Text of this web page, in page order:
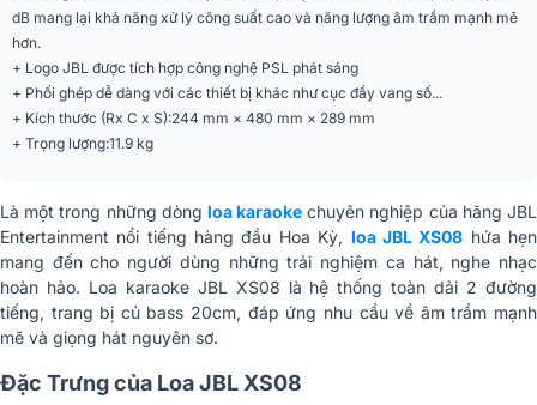
Kiểu loa
Số đường tiếng 2 đường tiếng
Dáng loa
Chất liệu Gỗ ép
Phân khúc Tiêu chuẩn
Kích thước (Rộng x
Cao x Sâu)
dB mang lại khả năng xử lý công suất cao và năng lượng âm trầm mạnh mẽ
hơn.
+ Logo JBL được tích hợp công nghệ PSL phát sáng
+ Phối ghép dễ dàng với các thiết bị khác như cục đẩy vang số...
+ Kích thước (Rx C x S):244 mm × 480 mm × 289 mm
+ Trọng lượng:11.9 kg
Là một trong những dòng loa karaoke chuyên nghiệp của hãng JBL
Entertainment nổi tiếng hàng đầu Hoa Kỳ, loa JBL XS08 hứa hẹn
mang đến cho người dùng những trải nghiệm ca hát, nghe nhạc
hoàn hảo. Loa karaoke JBL XS08 là hệ thống toàn dải 2 đường
tiếng, trang bị củ bass 20cm, đáp ứng nhu cầu về âm trầm mạnh
mẽ và giọng hát nguyên sơ.
Đặc Trưng của Loa JBL XS08